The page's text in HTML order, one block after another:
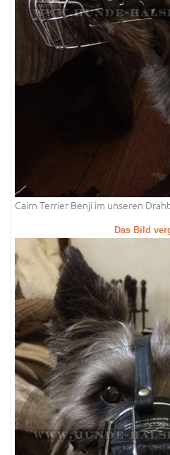
Cairn Terrier Benji im unseren
Das Bild